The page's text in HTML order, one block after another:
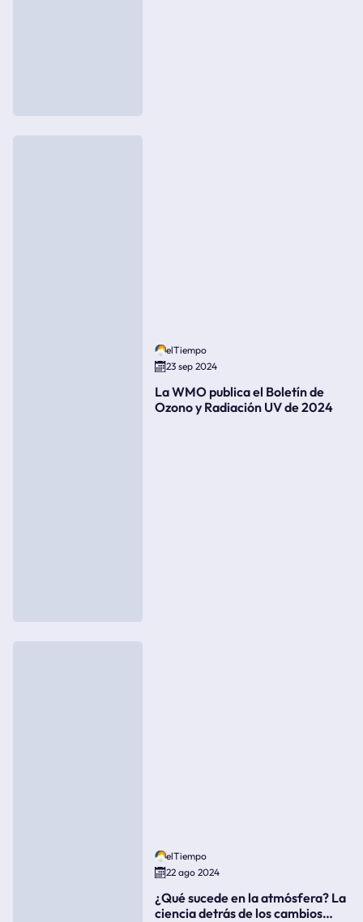
elTiempo
23 sep 2024
La WMO publica el Boletín de
Ozono y Radiación UV de 2024
elTiempo
22 ago 2024
¿Qué sucede en la atmósfera? La
ciencia detrás de los cambios